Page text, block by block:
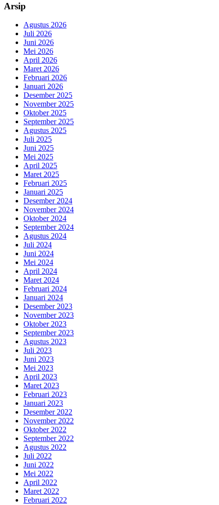
Arsip
Agustus 2026
Juli 2026
Juni 2026
Mei 2026
April 2026
Maret 2026
Februari 2026
Januari 2026
Desember 2025
November 2025
Oktober 2025
September 2025
Agustus 2025
Juli 2025
Juni 2025
Mei 2025
April 2025
Maret 2025
Februari 2025
Januari 2025
Desember 2024
November 2024
Oktober 2024
September 2024
Agustus 2024
Juli 2024
Juni 2024
Mei 2024
April 2024
Maret 2024
Februari 2024
Januari 2024
Desember 2023
November 2023
Oktober 2023
September 2023
Agustus 2023
Juli 2023
Juni 2023
Mei 2023
April 2023
Maret 2023
Februari 2023
Januari 2023
Desember 2022
November 2022
Oktober 2022
September 2022
Agustus 2022
Juli 2022
Juni 2022
Mei 2022
April 2022
Maret 2022
Februari 2022